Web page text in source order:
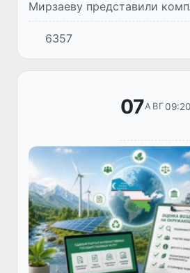
Мирзаеву представили
презентацию по развитию
общественного транспорта
Янгиюль, Ангрен,
Нурафшан и...
6357
07АВГ09:20